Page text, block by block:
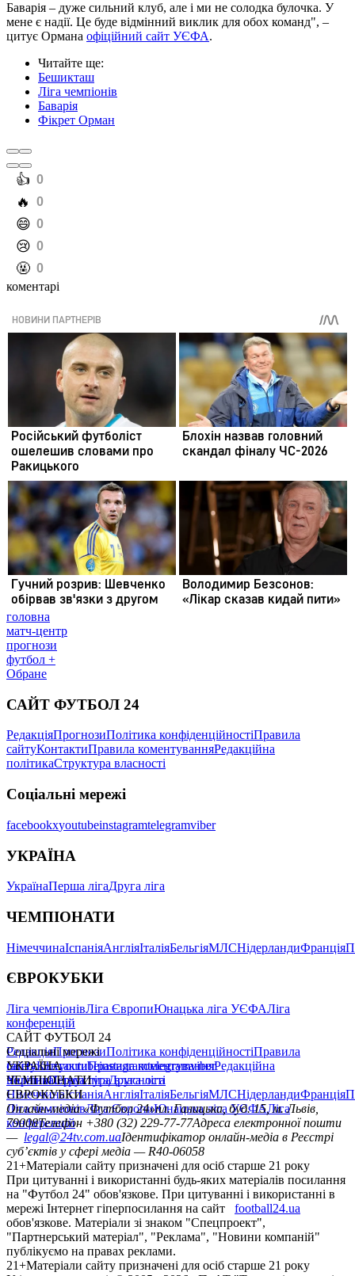
Баварія – дуже сильний клуб, але і ми не солодка булочка. У
мене є надії. Це буде відмінний виклик для обох команд", –
цитує Ормана офіційний сайт УЄФА.
Читайте ще:
Бешикташ
Ліга чемпіонів
Баварія
Фікрет Орман
️👍 0
️🔥 0
️😄 0
️😢 0
️🤬 0
коментарі
головна
матч-центр
прогнози
футбол +
Обране
САЙТ ФУТБОЛ 24
РедакціяПрогнозиПолітика конфіденційностіПравила
сайтуКонтактиПравила коментуванняРедакційна
політикаСтруктура власності
Соціальні мережі
facebookxyoutubeinstagramtelegramviber
УКРАЇНА
УкраїнаПерша лігаДруга ліга
ЧЕМПІОНАТИ
НімеччинаІспаніяАнгліяІталіяБельгіяМЛСНідерландиФранція
ЄВРОКУБКИ
Ліга чемпіонівЛіга ЄвропиЮнацька ліга УЄФАЛіга
конференцій
САЙТ ФУТБОЛ 24
РедакціяПрогнозиПолітика конфіденційностіПравила
сайтуКонтактиПравила коментуванняРедакційна
політикаСтруктура власності
Соціальні мережі
facebookxyoutubeinstagramtelegramviber
УКРАЇНА
УкраїнаПерша лігаДруга ліга
ЧЕМПІОНАТИ
НімеччинаІспаніяАнгліяІталіяБельгіяМЛСНідерландиФранція
ЄВРОКУБКИ
Ліга чемпіонівЛіга ЄвропиЮнацька ліга УЄФАЛіга
конференцій
Онлайн-медіа «Футбол 24»пл. Галицька, буд. 15, м. Львів,
79008Телефон +380 (32) 229-77-77Адреса електронної пошти
— legal@24tv.com.uaІдентифікатор онлайн-медіа в Реєстрі
суб’єктів у сфері медіа — R40-06058
21+Матеріали сайту призначені для осіб старше 21 року
При цитуванні і використанні будь-яких матеріалів посилання
на "Футбол 24" обов'язкове. При цитуванні і використанні в
мережі Інтернет гіперпосилання на сайт
football24.ua
обов'язкове. Матеріали зі знаком "Спецпроект",
"Партнерський матеріал", "Реклама", "Новини компаній"
публікуємо на правах реклами.
21+Матеріали сайту призначені для осіб старше 21 року